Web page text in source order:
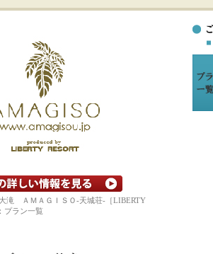
ムページを見る
滝 ＡＭＡＧＩＳＯ-天城荘-［LIBERTY
プラン一覧